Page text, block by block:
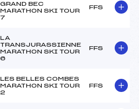
GRAND BEC
MARATHON SKI TOUR
7
FFS
LA
TRANSJURASSIENNE
MARATHON SKI TOUR
6
FFS
LES BELLES COMBES
MARATHON SKI TOUR
2
FFS